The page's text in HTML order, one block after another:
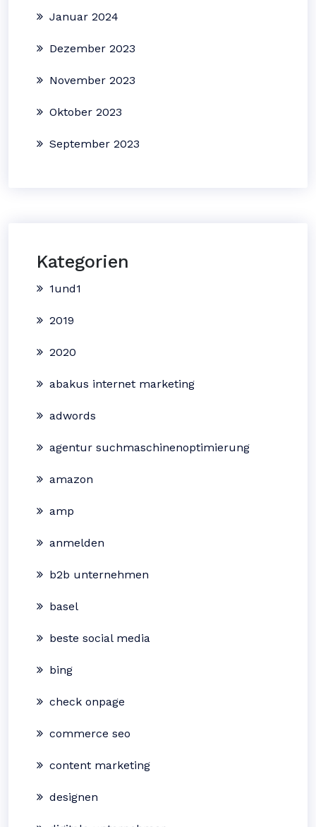
Januar 2024
Dezember 2023
November 2023
Oktober 2023
September 2023
Kategorien
1und1
2019
2020
abakus internet marketing
adwords
agentur suchmaschinenoptimierung
amazon
amp
anmelden
b2b unternehmen
basel
beste social media
bing
check onpage
commerce seo
content marketing
designen